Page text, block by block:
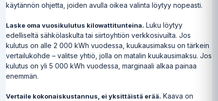
käytännön ohjetta, joiden avulla oikea valinta löytyy nopeasti.
Laske oma vuosikulutus kilowattitunteina. Luku löytyy
edelliseltä sähkölaskulta tai siirtoyhtiön verkkosivuilta. Jos
kulutus on alle 2 000 kWh vuodessa, kuukausimaksu on tärkein
vertailukohde – valitse yhtiö, jolla on matalin kuukausimaksu. Jos
kulutus on yli 5 000 kWh vuodessa, marginaali alkaa painaa
enemmän.
Vertaile kokonaiskustannus, ei yksittäistä erää. Kaava on